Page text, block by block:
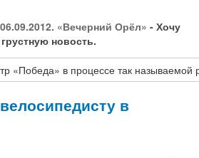
«Вечерний Орёл» - Хочу
новость.
«Победа» в процессе так называемой
в